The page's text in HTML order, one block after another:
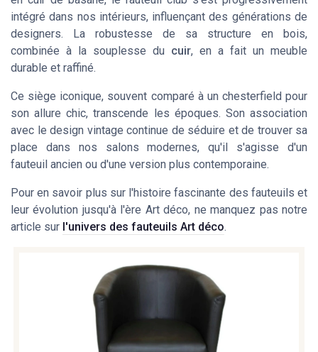
intégré dans nos intérieurs, influençant des générations de
designers. La robustesse de sa structure en bois,
combinée à la souplesse du cuir, en a fait un meuble
durable et raffiné.
Ce siège iconique, souvent comparé à un chesterfield pour
son allure chic, transcende les époques. Son association
avec le design vintage continue de séduire et de trouver sa
place dans nos salons modernes, qu'il s'agisse d'un
fauteuil ancien ou d'une version plus contemporaine.
Pour en savoir plus sur l'histoire fascinante des fauteuils et
leur évolution jusqu'à l'ère Art déco, ne manquez pas notre
article sur l'univers des fauteuils Art déco.